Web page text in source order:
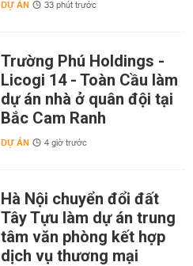
DỰ ÁN 33 phút trước
Trường Phú Holdings -
Licogi 14 - Toàn Cầu làm
dự án nhà ở quân đội tại
Bắc Cam Ranh
DỰ ÁN 4 giờ trước
Hà Nội chuyển đổi đất
Tây Tựu làm dự án trung
tâm văn phòng kết hợp
dịch vụ thương mại